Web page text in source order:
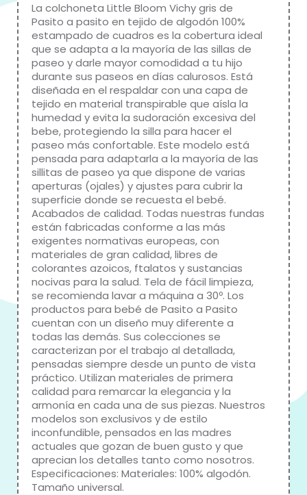
La colchoneta Little Bloom Vichy gris de
Pasito a pasito en tejido de algodón 100%
estampado de cuadros es la cobertura ideal
que se adapta a la mayoría de las sillas de
paseo y darle mayor comodidad a tu hijo
durante sus paseos en días calurosos. Está
diseñada en el respaldar con una capa de
tejido en material transpirable que aísla la
humedad y evita la sudoración excesiva del
bebe, protegiendo la silla para hacer el
paseo más confortable. Este modelo está
pensada para adaptarla a la mayoría de las
sillitas de paseo ya que dispone de varias
aperturas (ojales) y ajustes para cubrir la
superficie donde se recuesta el bebé.
Acabados de calidad. Todas nuestras fundas
están fabricadas conforme a las más
exigentes normativas europeas, con
materiales de gran calidad, libres de
colorantes azoicos, ftalatos y sustancias
nocivas para la salud. Tela de fácil limpieza,
se recomienda lavar a máquina a 30º. Los
productos para bebé de Pasito a Pasito
cuentan con un diseño muy diferente a
todas las demás. Sus colecciones se
caracterizan por el trabajo al detallada,
pensadas siempre desde un punto de vista
práctico. Utilizan materiales de primera
calidad para remarcar la elegancia y la
armonía en cada una de sus piezas. Nuestros
modelos son exclusivos y de estilo
inconfundible, pensados en las madres
actuales que gozan de buen gusto y que
aprecian los detalles tanto como nosotros.
Especificaciones: Materiales: 100% algodón.
Tamaño universal.